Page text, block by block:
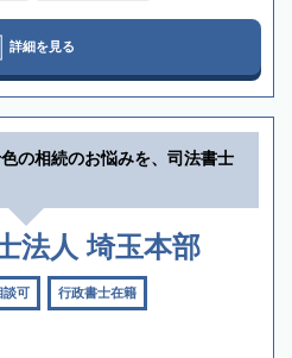
詳細を見る
の相続のお悩みを、司法書士
法人 埼玉本部
談可 行政書士在籍